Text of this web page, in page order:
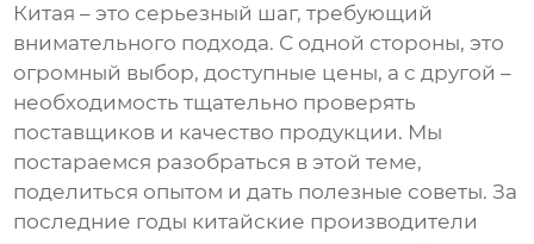
Китая – это серьезный шаг, требующий
внимательного подхода. С одной стороны, это
огромный выбор, доступные цены, а с другой –
необходимость тщательно проверять
поставщиков и качество продукции. Мы
постараемся разобраться в этой теме,
поделиться опытом и дать полезные советы. За
последние годы китайские производители